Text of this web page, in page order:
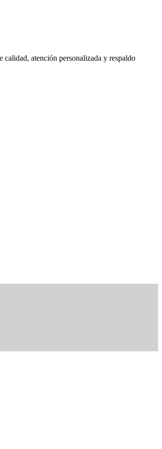
calidad, atención personalizada y respaldo